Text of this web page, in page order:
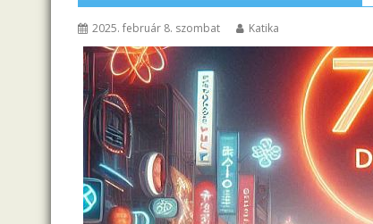
2025. február 8. szombat Katika